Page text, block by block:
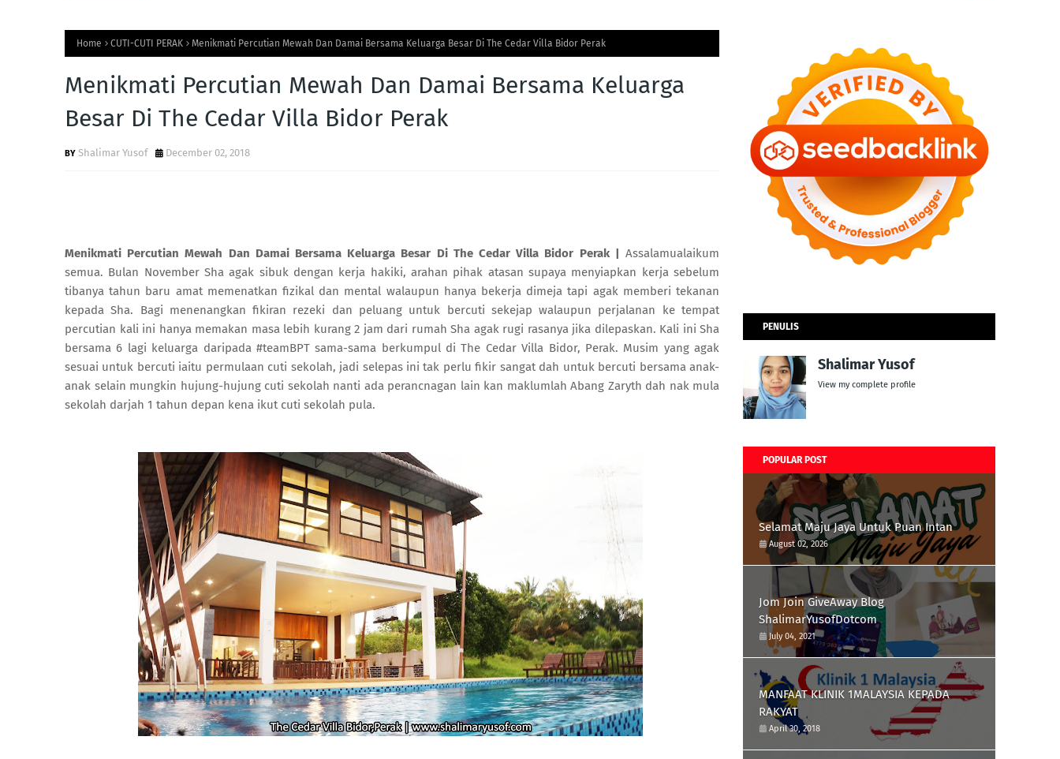
Home CUTI-CUTI PERAK Menikmati Percutian Mewah Dan Damai Bersama Keluarga Besar Di The Cedar Villa Bidor Perak
Menikmati Percutian Mewah Dan Damai Bersama Keluarga
Besar Di The Cedar Villa Bidor Perak
Shalimar Yusof December 02, 2018
Menikmati Percutian Mewah Dan Damai Bersama Keluarga Besar Di The Cedar Villa Bidor Perak | Assalamualaikum
semua. Bulan November Sha agak sibuk dengan kerja hakiki, arahan pihak atasan supaya menyiapkan kerja sebelum
tibanya tahun baru amat memenatkan fizikal dan mental walaupun hanya bekerja dimeja tapi agak memberi tekanan
kepada Sha. Bagi menenangkan fikiran rezeki dan peluang untuk bercuti sekejap walaupun perjalanan ke tempat
percutian kali ini hanya memakan masa lebih kurang 2 jam dari rumah Sha agak rugi rasanya jika dilepaskan. Kali ini Sha
bersama 6 lagi keluarga daripada #teamBPT sama-sama berkumpul di The Cedar Villa Bidor, Perak. Musim yang agak
sesuai untuk bercuti iaitu permulaan cuti sekolah, jadi selepas ini tak perlu fikir sangat dah untuk bercuti bersama anak-
anak selain mungkin hujung-hujung cuti sekolah nanti ada perancnagan lain kan maklumlah Abang Zaryth dah nak mula
sekolah darjah 1 tahun depan kena ikut cuti sekolah pula.
PENULIS
Shalimar Yusof
View my complete profile
POPULAR POST
Selamat Maju Jaya Untuk Puan Intan
August 02, 2026
Jom Join GiveAway Blog
ShalimarYusofDotcom
July 04, 2021
MANFAAT KLINIK 1MALAYSIA KEPADA
RAKYAT
April 30, 2018